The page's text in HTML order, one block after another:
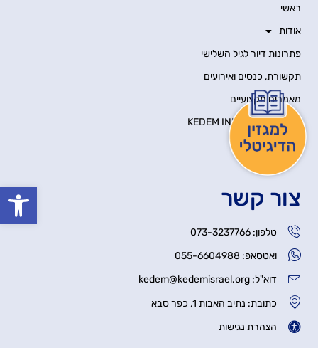
פתח
ראשי
אודות
פתרונות דיור לגיל השלישי
תקשורת, כנסים ואירועים
מאמרים מקצועיים
KEDEM INNOVATION HUB
יצירת קשר
צור קשר
טלפון: 073-3237766
ואטסאפ: 055-6604988
דוא"ל: kedem@kedemisrael.org
כתובת: נתיב האבות 1, כפר סבא
הצהרת נגישות